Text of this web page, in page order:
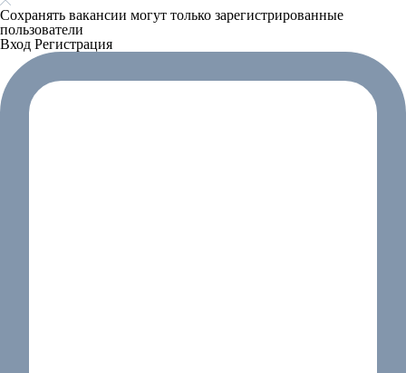
Сохранять вакансии могут только зарегистрированные
пользователи
Вход Регистрация